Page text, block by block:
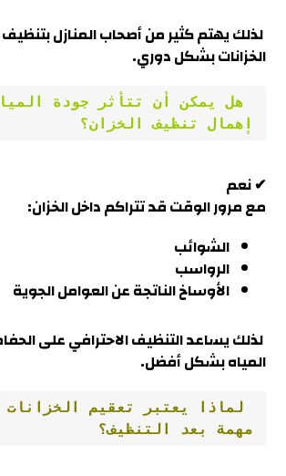
لذلك يهتم كثير من أصحاب المنازل
الخزانات بشكل دوري.
إهمال تنظيف الخزان؟
✔ نعم
مع مرور الوقت قد تتراكم داخل الخزان:
الشوائب
الرواسب
الأوساخ الناتجة عن العوامل الجوية
لذلك يساعد التنظيف الاحترافي على
المياه بشكل أفضل.
مهمة بعد التنظيف؟